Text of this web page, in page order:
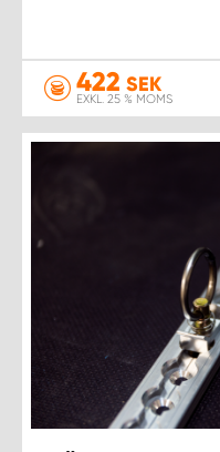
422 SEK
EXKL. 25 % MOMS